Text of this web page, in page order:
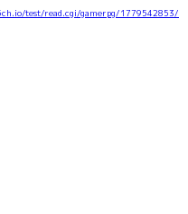
test/read.cgi/gamerpg/1779542853/